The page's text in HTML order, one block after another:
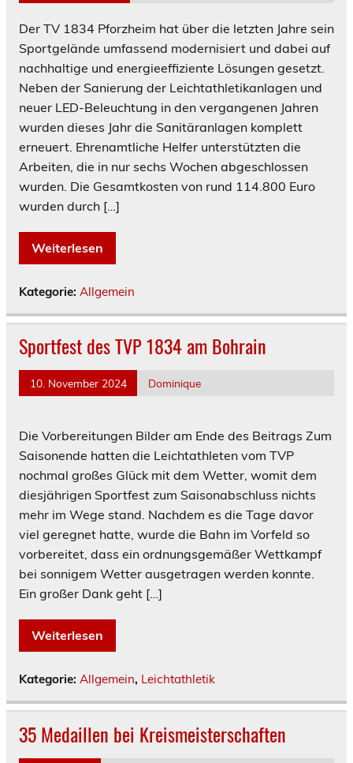
Der TV 1834 Pforzheim hat über die letzten Jahre sein
Sportgelände umfassend modernisiert und dabei auf
nachhaltige und energieeffiziente Lösungen gesetzt.
Neben der Sanierung der Leichtathletikanlagen und
neuer LED-Beleuchtung in den vergangenen Jahren
wurden dieses Jahr die Sanitäranlagen komplett
erneuert. Ehrenamtliche Helfer unterstützten die
Arbeiten, die in nur sechs Wochen abgeschlossen
wurden. Die Gesamtkosten von rund 114.800 Euro
wurden durch […]
Weiterlesen
Kategorie: Allgemein
Sportfest des TVP 1834 am Bohrain
10. November 2024 Dominique
Die Vorbereitungen Bilder am Ende des Beitrags Zum
Saisonende hatten die Leichtathleten vom TVP
nochmal großes Glück mit dem Wetter, womit dem
diesjährigen Sportfest zum Saisonabschluss nichts
mehr im Wege stand. Nachdem es die Tage davor
viel geregnet hatte, wurde die Bahn im Vorfeld so
vorbereitet, dass ein ordnungsgemäßer Wettkampf
bei sonnigem Wetter ausgetragen werden konnte.
Ein großer Dank geht […]
Weiterlesen
Kategorie: Allgemein, Leichtathletik
35 Medaillen bei Kreismeisterschaften